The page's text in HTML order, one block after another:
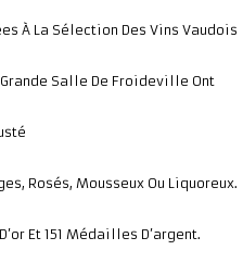
À La Sélection Des Vins Vaudois
Grande Salle De Froideville Ont
Rosés, Mousseux Ou Liquoreux.
Et 151 Médailles D’argent.